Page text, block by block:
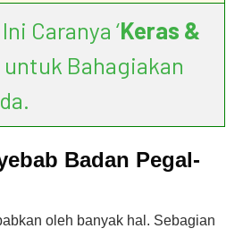
Caranya ‘Keras &
untuk Bahagiakan
Badan Pegal-
oleh banyak hal. Sebagian